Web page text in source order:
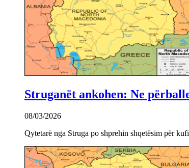
Struganët ankohen: Ne
08/03/2026
Qytetarë nga Struga po shprehin shqetësim për